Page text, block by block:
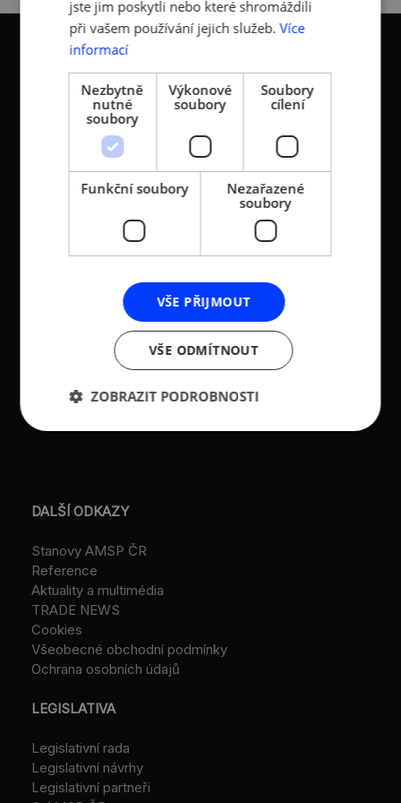
KONTAKTY
Asociace malých a
středních podniků a
živnostníků České
republiky (AMSP ČR)
Městského soudu v
Praze (původní
registrace u MV ČR, č.j.
VS/1-1/48 640/01-R,
založeno r. 2001)
IČ: 26547783
DIČ: CZ26547783
Sokolovská 100/94
186 00 Praha 8 - Karlín
+420 236 080 454
+420 733 722 512
web: www.amsp.cz
Datová schránka:
ID: au9uavs
DALŠÍ ODKAZY
Stanovy AMSP ČR
Reference
Aktuality a multimédia
TRADE NEWS
Cookies
Všeobecné obchodní podmínky
Ochrana osobních údajů
LEGISLATIVA
Legislativní rada
Legislativní návrhy
Legislativní partneři
jste jim poskytli nebo které shromáždili
při vašem používání jejich služeb. Více
informací
Nezbytně
nutné
soubory
Výkonové
soubory
Soubory
cílení
Funkční soubory
Nezařazené
soubory
VŠE PŘIJMOUT
VŠE ODMÍTNOUT
ZOBRAZIT PODROBNOSTI